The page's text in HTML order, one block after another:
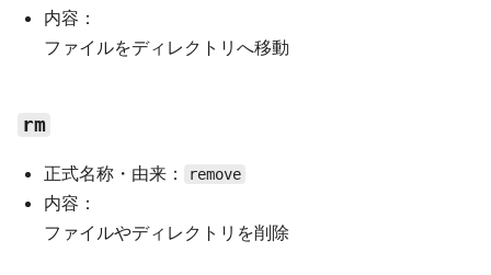
内容：
ファイルをディレクトリへ移動
rm
正式名称・由来： remove
内容：
ファイルやディレクトリを削除